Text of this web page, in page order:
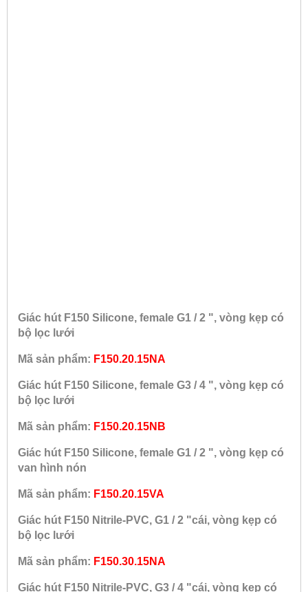
Giác hút F150 Silicone, female G1 / 2 ", vòng kẹp có
bộ lọc lưới
Mã sản phẩm: F150.20.15NA
Giác hút F150 Silicone, female G3 / 4 ", vòng kẹp có
bộ lọc lưới
Mã sản phẩm: F150.20.15NB
Giác hút F150 Silicone, female G1 / 2 ", vòng kẹp có
van hình nón
Mã sản phẩm: F150.20.15VA
Giác hút F150 Nitrile-PVC, G1 / 2 "cái, vòng kẹp có
bộ lọc lưới
Mã sản phẩm: F150.30.15NA
Giác hút F150 Nitrile-PVC, G3 / 4 "cái, vòng kẹp có